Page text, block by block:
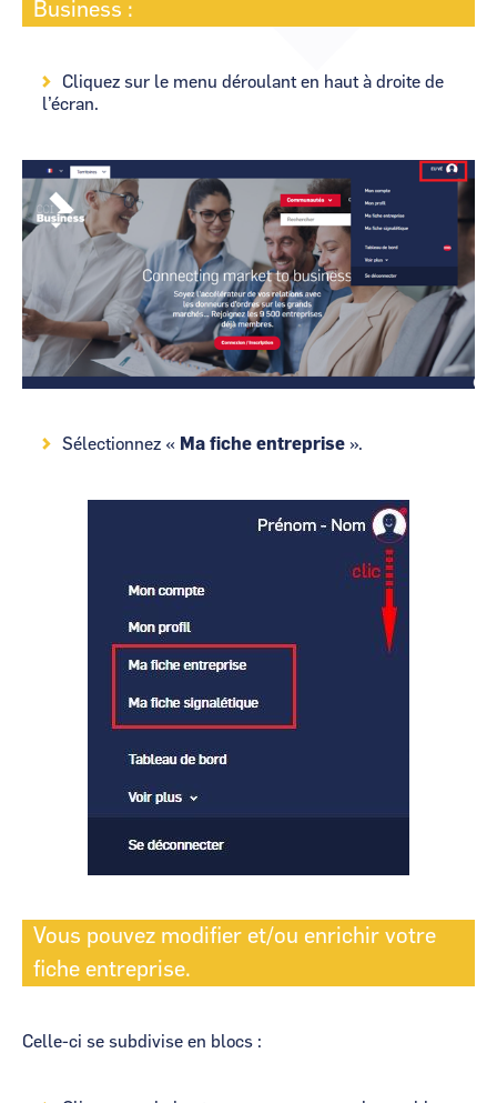
CCI Business
CCI Business
Pays de la Loire
CCI Business
CCI Business
Pays de la Loire
Business :
Cliquez sur le menu déroulant en haut à droite de
l’écran.
Image
Sélectionnez « Ma fiche entreprise ».
Vous pouvez modifier et/ou enrichir votre
fiche entreprise.
Celle-ci se subdivise en blocs :